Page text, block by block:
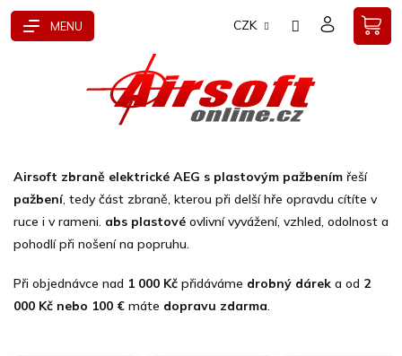
Přejít
CZK
Airsoft zbraně elektrické AEG s plastovým pažbením řeší
pažbení, tedy část zbraně, kterou při delší hře opravdu cítíte v
ruce i v rameni. abs plastové ovlivní vyvážení, vzhled, odolnost a
pohodlí při nošení na popruhu.
Při objednávce nad 1 000 Kč přidáváme drobný dárek a od 2
000 Kč nebo 100 € máte dopravu zdarma.